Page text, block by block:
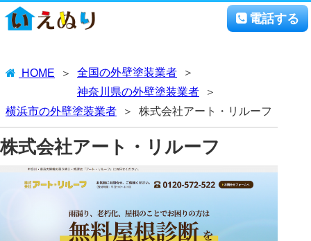
電話する
HOME
全国の外壁塗装業者
神奈川県の外壁塗装業者
横浜市の外壁塗装業者
株式会社アート・リルーフ
株式会社アート・リルーフ